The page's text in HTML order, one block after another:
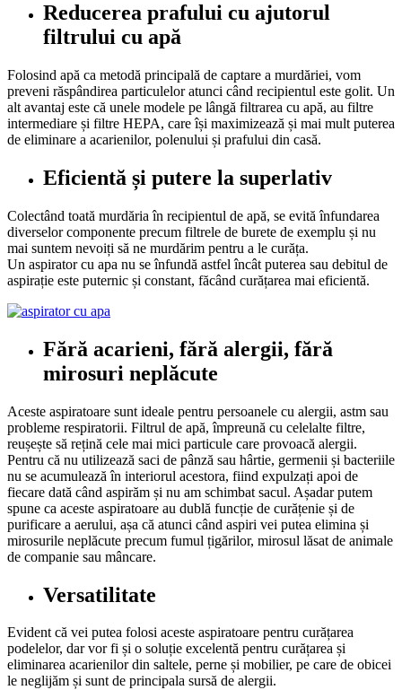
Reducerea prafului cu ajutorul
filtrului cu apă
Folosind apă ca metodă principală de captare a murdăriei, vom
preveni răspândirea particulelor atunci când recipientul este golit. Un
alt avantaj este că unele modele pe lângă filtrarea cu apă, au filtre
intermediare și filtre HEPA, care își maximizează și mai mult puterea
de eliminare a acarienilor, polenului și prafului din casă.
Eficientă și putere la superlativ
Colectând toată murdăria în recipientul de apă, se evită înfundarea
diverselor componente precum filtrele de burete de exemplu și nu
mai suntem nevoiți să ne murdărim pentru a le curăța.
Un aspirator cu apa nu se înfundă astfel încât puterea sau debitul de
aspirație este puternic și constant, făcând curățarea mai eficientă.
Fără acarieni, fără alergii, fără
mirosuri neplăcute
Aceste aspiratoare sunt ideale pentru persoanele cu alergii, astm sau
probleme respiratorii. Filtrul de apă, împreună cu celelalte filtre,
reușește să rețină cele mai mici particule care provoacă alergii.
Pentru că nu utilizează saci de pânză sau hârtie, germenii și bacteriile
nu se acumulează în interiorul acestora, fiind expulzați apoi de
fiecare dată când aspirăm și nu am schimbat sacul. Așadar putem
spune ca aceste aspiratoare au dublă funcție de curățenie și de
purificare a aerului, așa că atunci când aspiri vei putea elimina și
mirosurile neplăcute precum fumul țigărilor, mirosul lăsat de animale
de companie sau mâncare.
Versatilitate
Evident că vei putea folosi aceste aspiratoare pentru curățarea
podelelor, dar vor fi și o soluție excelentă pentru curățarea și
eliminarea acarienilor din saltele, perne și mobilier, pe care de obicei
le neglijăm și sunt de principala sursă de alergii.